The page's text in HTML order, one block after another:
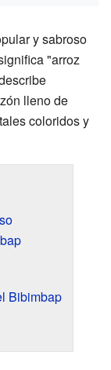
y sabroso
"arroz
lleno de
coloridos y
Bibimbap